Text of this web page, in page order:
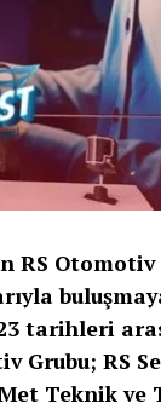
RS Otomotiv
tarihleri
Grubu; RS
Teknik ve